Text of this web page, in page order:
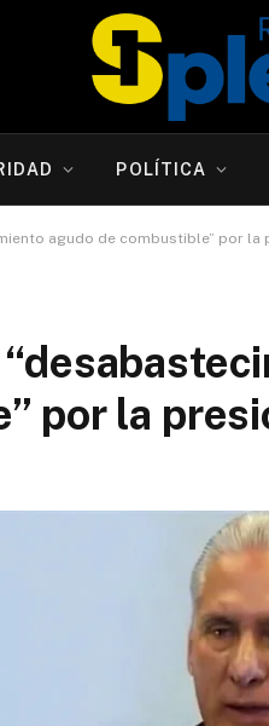
POLÍTICA
agudo de combustible” por la
por la